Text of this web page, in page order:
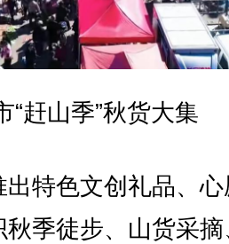
“赶山季”秋货大集
特色文创礼品、心
季徒步、山货采